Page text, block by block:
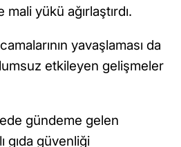
yükü ağırlaştırdı.
yavaşlaması da
etkileyen gelişmeler
gündeme gelen
gıda güvenliği